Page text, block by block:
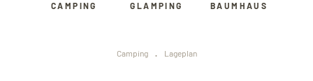
CAMPING
CAMPING GLAMPING BAUMHAUS
Camping . Lageplan